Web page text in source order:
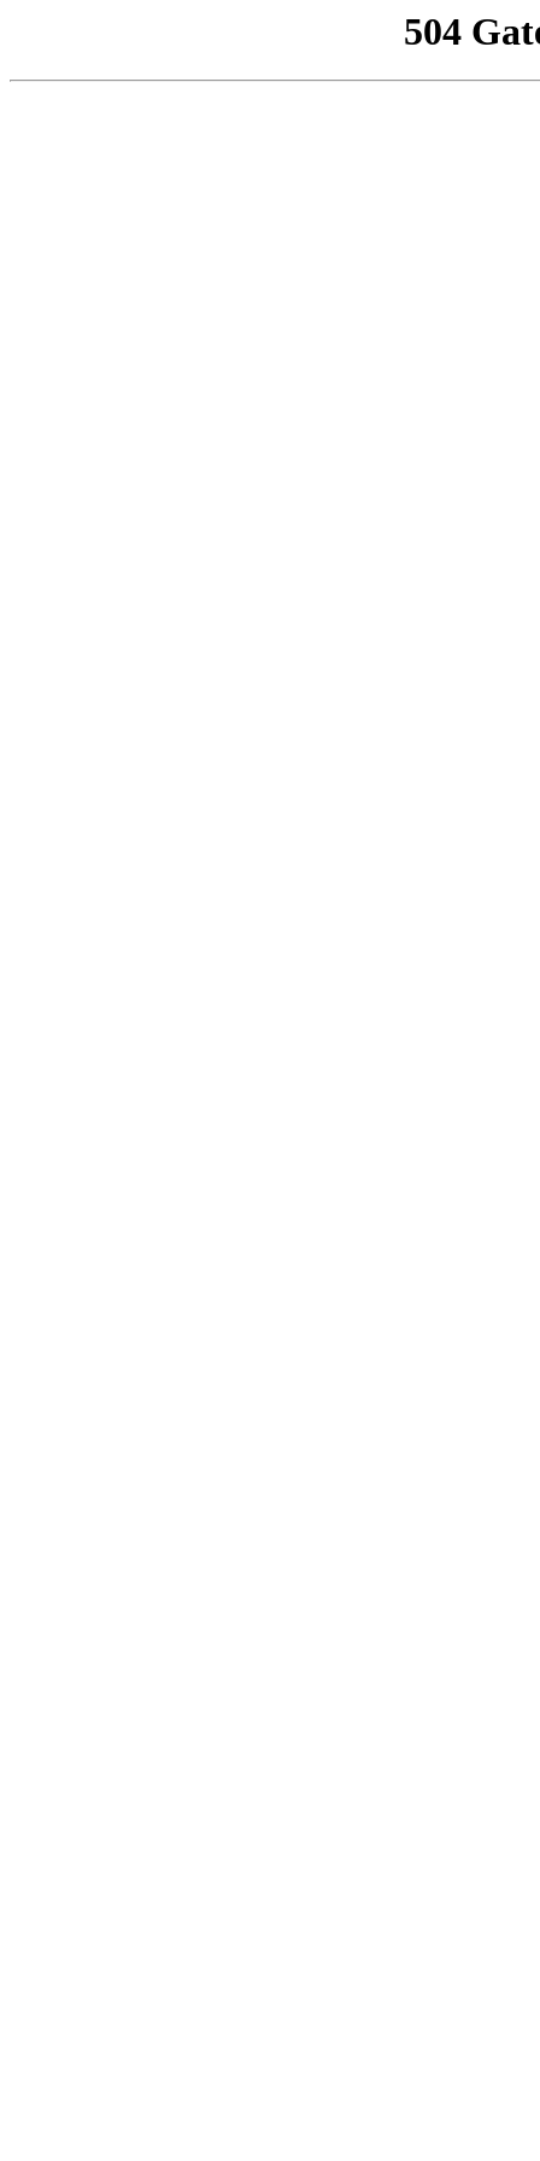
504